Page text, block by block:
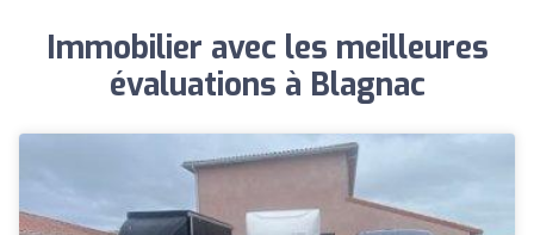
Immobilier avec les meilleures
évaluations à Blagnac